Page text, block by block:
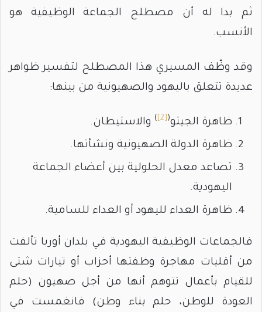
ثم بدا له أن مصطلح الجماعة الوظيفية هو
الأنسب.
وقد وظّف المسيري هذا المصطلح لتفسير ظواهر
عديدة تتعلق باليهود والصهيونية من بينها:
ظاهرة الجيتو(
[2]
) والاستيطان.
ظاهرة الدولة الصهيونية ونشأتها.
تصاعد معدل الحلولية بين أعضاء الجماعة
اليهودية.
ظاهرة العداء لليهود أو العداء للسامية.
فالجماعات الوظيفية اليهودية في بلدان أوربا تألفت
من أقليات مهاجرة وظفتها أحزاب أو تيارات شتى
للقيام بأعمال تتوهم أنها من أجل صهيون (حلم
العودة للوطن، حلم بناء وطن) فانغمست في